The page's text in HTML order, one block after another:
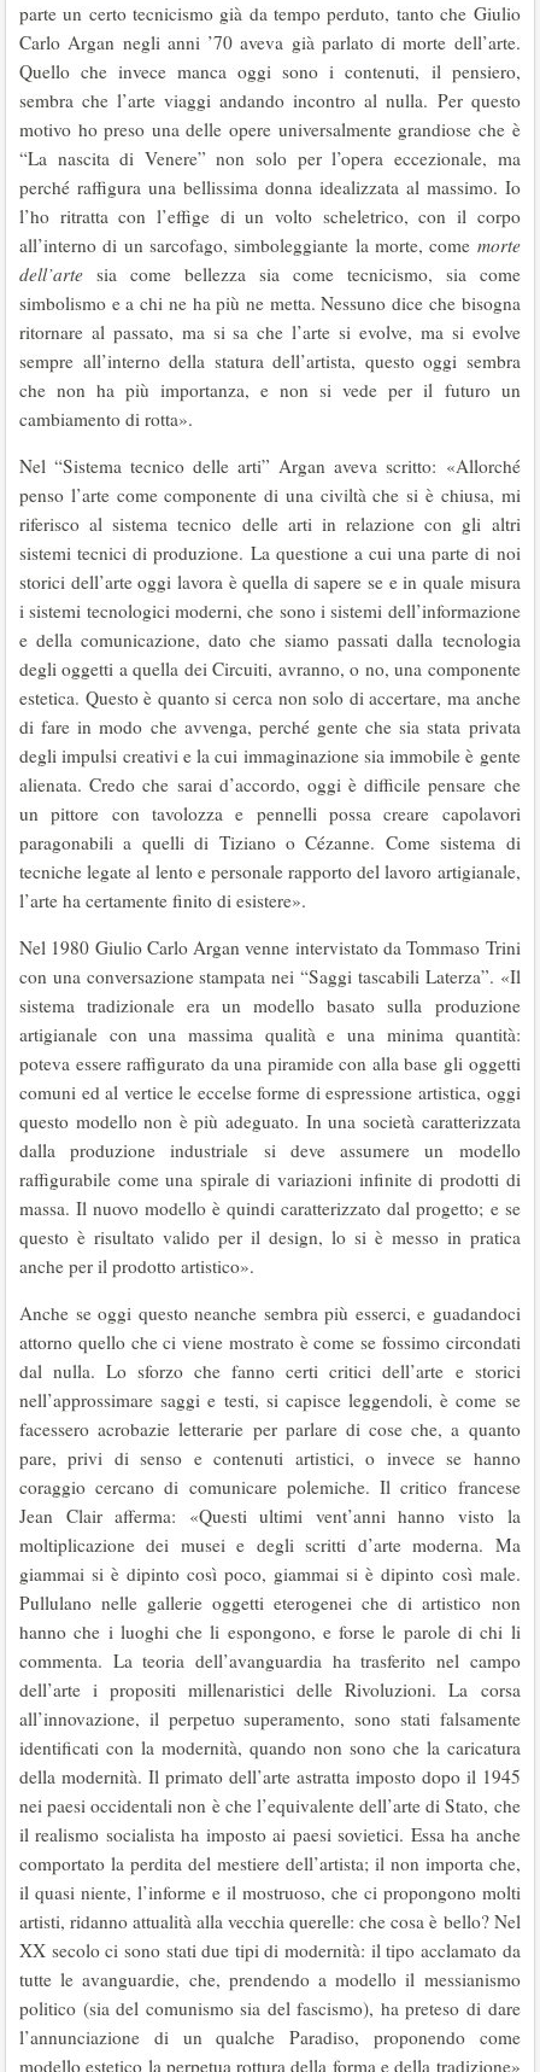
parte un certo tecnicismo già da tempo perduto, tanto che Giulio
Carlo Argan negli anni ’70 aveva già parlato di morte dell’arte.
Quello che invece manca oggi sono i contenuti, il pensiero,
sembra che l’arte viaggi andando incontro al nulla. Per questo
motivo ho preso una delle opere universalmente grandiose che è
“La nascita di Venere” non solo per l’opera eccezionale, ma
perché raffigura una bellissima donna idealizzata al massimo. Io
l’ho ritratta con l’effige di un volto scheletrico, con il corpo
all’interno di un sarcofago, simboleggiante la morte, come morte
dell’arte sia come bellezza sia come tecnicismo, sia come
simbolismo e a chi ne ha più ne metta. Nessuno dice che bisogna
ritornare al passato, ma si sa che l’arte si evolve, ma si evolve
sempre all’interno della statura dell’artista, questo oggi sembra
che non ha più importanza, e non si vede per il futuro un
cambiamento di rotta».
Nel “Sistema tecnico delle arti” Argan aveva scritto: «Allorché
penso l’arte come componente di una civiltà che si è chiusa, mi
riferisco al sistema tecnico delle arti in relazione con gli altri
sistemi tecnici di produzione. La questione a cui una parte di noi
storici dell’arte oggi lavora è quella di sapere se e in quale misura
i sistemi tecnologici moderni, che sono i sistemi dell’informazione
e della comunicazione, dato che siamo passati dalla tecnologia
degli oggetti a quella dei Circuiti, avranno, o no, una componente
estetica. Questo è quanto si cerca non solo di accertare, ma anche
di fare in modo che avvenga, perché gente che sia stata privata
degli impulsi creativi e la cui immaginazione sia immobile è gente
alienata. Credo che sarai d’accordo, oggi è difficile pensare che
un pittore con tavolozza e pennelli possa creare capolavori
paragonabili a quelli di Tiziano o Cézanne. Come sistema di
tecniche legate al lento e personale rapporto del lavoro artigianale,
l’arte ha certamente finito di esistere».
Nel 1980 Giulio Carlo Argan venne intervistato da Tommaso Trini
con una conversazione stampata nei “Saggi tascabili Laterza”. «Il
sistema tradizionale era un modello basato sulla produzione
artigianale con una massima qualità e una minima quantità:
poteva essere raffigurato da una piramide con alla base gli oggetti
comuni ed al vertice le eccelse forme di espressione artistica, oggi
questo modello non è più adeguato. In una società caratterizzata
dalla produzione industriale si deve assumere un modello
raffigurabile come una spirale di variazioni infinite di prodotti di
massa. Il nuovo modello è quindi caratterizzato dal progetto; e se
questo è risultato valido per il design, lo si è messo in pratica
anche per il prodotto artistico».
Anche se oggi questo neanche sembra più esserci, e guadandoci
attorno quello che ci viene mostrato è come se fossimo circondati
dal nulla. Lo sforzo che fanno certi critici dell’arte e storici
nell’approssimare saggi e testi, si capisce leggendoli, è come se
facessero acrobazie letterarie per parlare di cose che, a quanto
pare, privi di senso e contenuti artistici, o invece se hanno
coraggio cercano di comunicare polemiche. Il critico francese
Jean Clair afferma: «Questi ultimi vent’anni hanno visto la
moltiplicazione dei musei e degli scritti d’arte moderna. Ma
giammai si è dipinto così poco, giammai si è dipinto così male.
Pullulano nelle gallerie oggetti eterogenei che di artistico non
hanno che i luoghi che li espongono, e forse le parole di chi li
commenta. La teoria dell’avanguardia ha trasferito nel campo
dell’arte i propositi millenaristici delle Rivoluzioni. La corsa
all’innovazione, il perpetuo superamento, sono stati falsamente
identificati con la modernità, quando non sono che la caricatura
della modernità. Il primato dell’arte astratta imposto dopo il 1945
nei paesi occidentali non è che l’equivalente dell’arte di Stato, che
il realismo socialista ha imposto ai paesi sovietici. Essa ha anche
comportato la perdita del mestiere dell’artista; il non importa che,
il quasi niente, l’informe e il mostruoso, che ci propongono molti
artisti, ridanno attualità alla vecchia querelle: che cosa è bello? Nel
XX secolo ci sono stati due tipi di modernità: il tipo acclamato da
tutte le avanguardie, che, prendendo a modello il messianismo
politico (sia del comunismo sia del fascismo), ha preteso di dare
l’annunciazione di un qualche Paradiso, proponendo come
modello estetico la perpetua rottura della forma e della tradizione»